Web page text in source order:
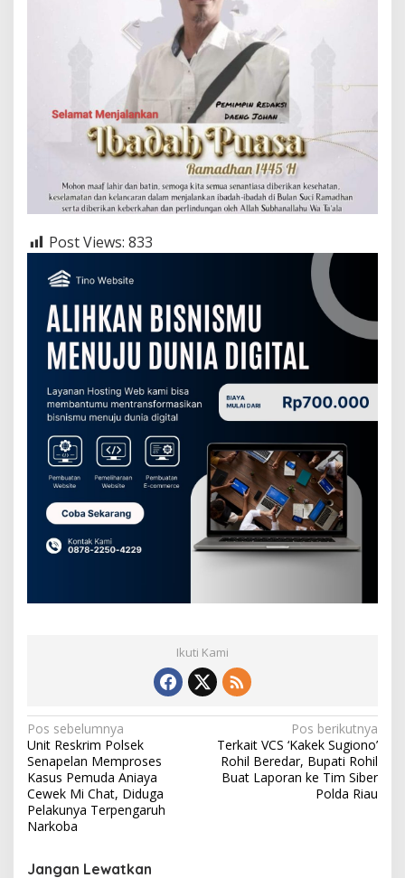
Post Views: 833
Ikuti Kami
N
a
v
i
g
a
Pos sebelumnya
Unit Reskrim Polsek
Senapelan Memproses
Kasus Pemuda Aniaya
Cewek Mi Chat, Diduga
Pelakunya Terpengaruh
Narkoba
Pos berikutnya
Terkait VCS ‘Kakek Sugiono’
Rohil Beredar, Bupati Rohil
Buat Laporan ke Tim Siber
Polda Riau
Jangan Lewatkan